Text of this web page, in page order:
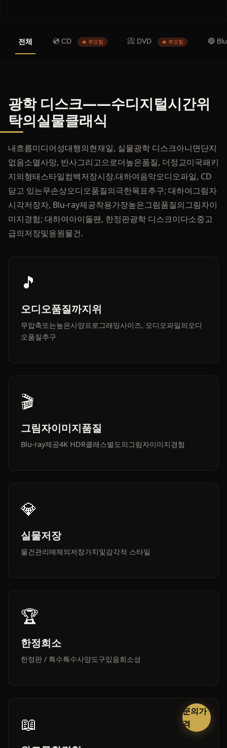
전체 💿 CD 🔥 주요힘 📀 DVD 🔥 주요힘 🔵
광학 디스크——수디지털시간위
탁의실물클래식
내흐름미디어성대행의현재일, 실물광학 디스크아니면단지
없음소멸사망, 반사그리고으로더높은품질, 더정교미국패키
지의형태스타일컴백저장시장.대하여음악오디오파일, CD
담고 있는무손상오디오품질의극한목표추구; 대하여그림자
시각저장자, Blu-ray제공착용가장높은그림품질의그림자이
미지경험; 대하여아이돌팬, 한정판광학 디스크이다소중고
급의저장및응원물건.
🎵
오디오품질까지위
무압축또는높은사양프로그래밍사이즈, 오디오파일의오디
오품질추구
🎬
그림자이미지품질
Blu-ray제공4K HDR클래스별도의그림자이미지경험
💎
실물저장
물건관리매체의저장가치및감각적 스타일
🏆
한정희소
한정판 / 특수특수사양도구있음희소성
📖
문의가
격